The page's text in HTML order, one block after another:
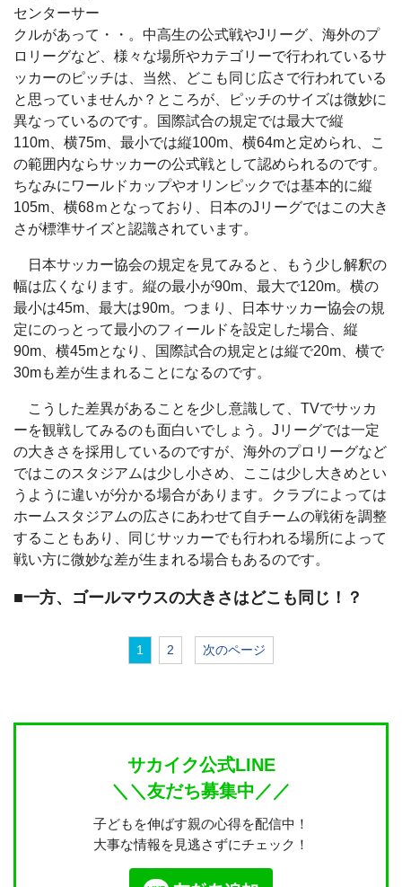
センターサー
クルがあって・・。中高生の公式戦やJリーグ、海外のプ
ロリーグなど、様々な場所やカテゴリーで行われているサ
ッカーのピッチは、当然、どこも同じ広さで行われている
と思っていませんか？ところが、ピッチのサイズは微妙に
異なっているのです。国際試合の規定では最大で縦
110m、横75m、最小では縦100m、横64mと定められ、こ
の範囲内ならサッカーの公式戦として認められるのです。
ちなみにワールドカップやオリンピックでは基本的に縦
105m、横68ｍとなっており、日本のJリーグではこの大き
さが標準サイズと認識されています。
日本サッカー協会の規定を見てみると、もう少し解釈の
幅は広くなります。縦の最小が90m、最大で120m。横の
最小は45m、最大は90m。つまり、日本サッカー協会の規
定にのっとって最小のフィールドを設定した場合、縦
90m、横45mとなり、国際試合の規定とは縦で20m、横で
30mも差が生まれることになるのです。
こうした差異があることを少し意識して、TVでサッカ
ーを観戦してみるのも面白いでしょう。Jリーグでは一定
の大きさを採用しているのですが、海外のプロリーグなど
ではこのスタジアムは少し小さめ、ここは少し大きめとい
うように違いが分かる場合があります。クラブによっては
ホームスタジアムの広さにあわせて自チームの戦術を調整
することもあり、同じサッカーでも行われる場所によって
戦い方に微妙な差が生まれる場合もあるのです。
■一方、ゴールマウスの大きさはどこも同じ！？
1 2 次のページ
サカイク公式LINE
＼＼友だち募集中／／
子どもを伸ばす親の心得を配信中！
大事な情報を見逃さずにチェック！